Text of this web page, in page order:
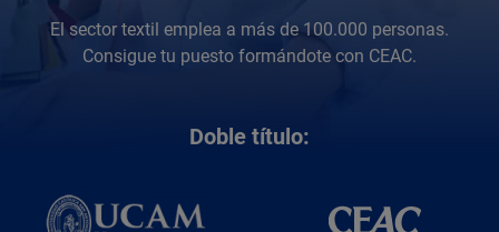
El sector textil emplea a más de 100.000 personas.
Consigue tu puesto formándote con CEAC.
Doble título: